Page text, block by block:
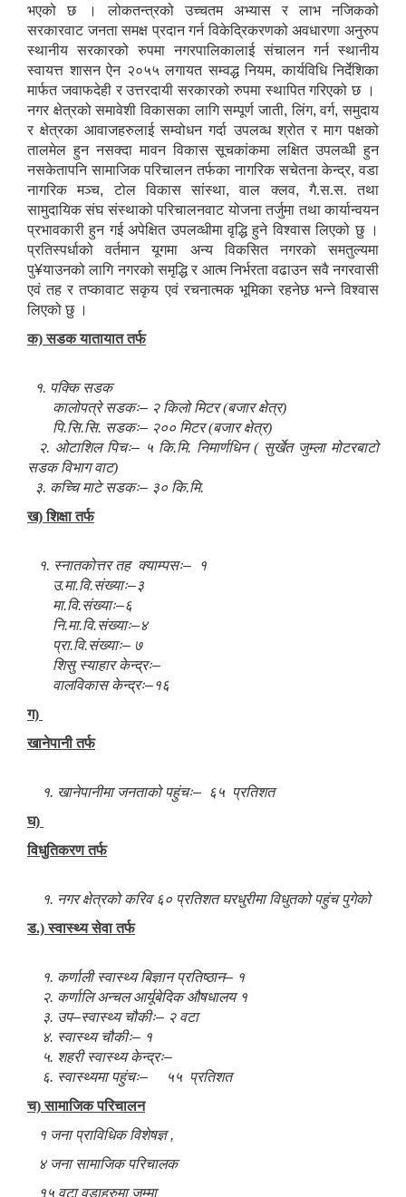
भएको छ । लोकतन्त्रको उच्चतम अभ्यास र लाभ नजिकको
सरकारवाट जनता समक्ष प्रदान गर्न विकेद्रिकरणको अवधारणा अनुरुप
स्थानीय सरकारको रुपमा नगरपालिकालाई संचालन गर्न स्थानीय
स्वायत्त शासन ऐन २०५५ लगायत सम्वद्ध नियम,कार्यविधि निर्देशिका
मार्फत जवाफदेही र उत्तरदायी सरकारको रुपमा स्थापित गरिएको छ ।
नगर क्षेत्रको समावेशी विकासका लागि सम्पूर्ण जाती,लिंग,वर्ग,समुदाय
र क्षेत्रका आवाजहरुलाई सम्वोधन गर्दा उपलव्ध श्रोत र माग पक्षको
तालमेल हुन नसक्दा मावन विकास सूचकांकमा लक्षित उपलव्धी हुन
नसकेतापनि सामाजिक परिचालन तर्फका नागरिक सचेतना केन्द्र,वडा
नागरिक मञ्च,टोल विकास सांस्था,वाल क्लव,गै.स.स. तथा
सामुदायिक संघ संस्थाको परिचालनवाट योजना तर्जुमा तथा कार्यान्वयन
प्रभावकारी हुन गई अपेक्षित उपलव्धीमा वृद्धि हुने विश्वास लिएको छु ।
प्रतिस्पर्धाको वर्तमान यूगमा अन्य विकसित नगरको समतुल्यमा
पु¥याउनको लागि नगरको समृद्धि र आत्म निर्भरता वढाउन सवै नगरवासी
एवं तह र तप्कावाट सकृय एवं रचनात्मक भूमिका रहनेछ भन्ने विश्वास
लिएको छु ।
क) सडक यातायात तर्फ
१. पक्कि सडक
कालोपत्रे सडकः– २ किलो मिटर (बजार क्षेत्र)
पि.सि.सि. सडकः– २०० मिटर (बजार क्षेत्र)
२. ओटाशिल पिचः– ५ कि.मि. निमार्णधिन ( सुर्खेत जुम्ला मोटरबाटो
सडक विभाग वाट)
३. कच्चि माटे सडकः– ३० कि.मि.
ख) शिक्षा तर्फ
१. स्नातकोत्तर तह क्याम्पसः–
१
उ.मा.वि.संख्याः–३
मा.वि.संख्याः–६
नि.मा.वि.संख्याः–४
प्रा.वि.संख्याः– ७
शिसु स्याहार केन्द्रः–
वालविकास केन्द्रः–१६
ग)
खानेपानी तर्फ
१. खानेपानीमा जनताको पहुंचः– ६५ प्रतिशत
घ)
विधुतिकरण तर्फ
१. नगर क्षेत्रको करिव ६० प्रतिशत घरधुरीमा विधुतको पहुंच पुगेको
ड.) स्वास्थ्य सेवा तर्फ
१. कर्णाली स्वास्थ्य बिज्ञान प्रतिष्ठान– १
२. कर्णालि अन्चल आर्यूबेदिक औषधालय १
३. उप–स्वास्थ्य चौकीः– २ वटा
४. स्वास्थ्य चौकीः– १
५. शहरी स्वास्थ्य केन्द्रः–
६. स्वास्थ्यमा पहुंचः– ५५ प्रतिशत
च) सामाजिक परिचालन
१ जना प्राविधिक विशेषज्ञ,
४ जना सामाजिक परिचालक
१५ वटा वडाहरुमा जम्मा